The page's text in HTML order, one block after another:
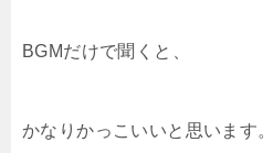
BGMだけで聞くと、
かなりかっこいいと思います。